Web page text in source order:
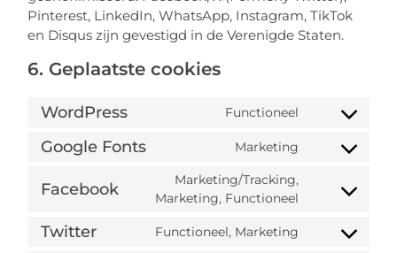
Pinterest, LinkedIn, WhatsApp, Instagram, TikTok
en Disqus zijn gevestigd in de Verenigde Staten.
6. Geplaatste cookies
WordPress Functioneel
Google Fonts Marketing
Facebook
Marketing/Tracking,
Marketing, Functioneel
Twitter Functioneel, Marketing